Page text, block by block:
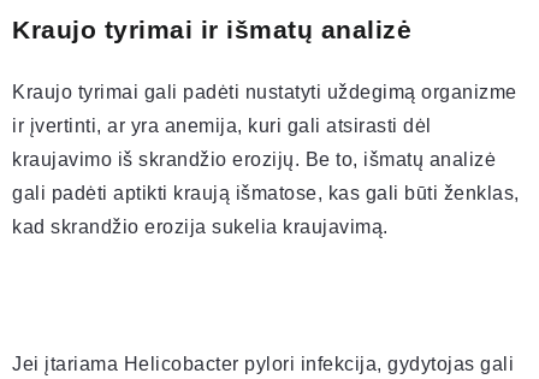
Kraujo tyrimai ir išmatų analizė
Kraujo tyrimai gali padėti nustatyti uždegimą organizme
ir įvertinti, ar yra anemija, kuri gali atsirasti dėl
kraujavimo iš skrandžio erozijų. Be to, išmatų analizė
gali padėti aptikti kraują išmatose, kas gali būti ženklas,
kad skrandžio erozija sukelia kraujavimą.
Jei įtariama Helicobacter pylori infekcija, gydytojas gali